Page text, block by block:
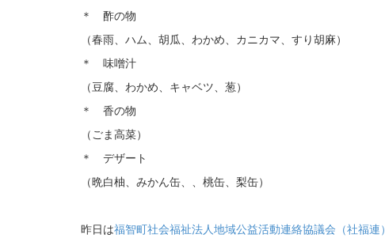
＊ 酢の物
（春雨、ハム、胡瓜、わかめ、カニカマ、すり胡麻）
＊ 味噌汁
（豆腐、わかめ、キャベツ、葱）
＊ 香の物
（ごま高菜）
＊ デザート
（晩白柚、みかん缶、、桃缶、梨缶）
昨日は福智町社会福祉法人地域公益活動連絡協議会（社福連）